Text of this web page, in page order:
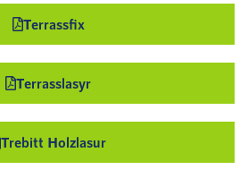
Terrassfix
Terrasslasyr
Trebitt Holzlasur